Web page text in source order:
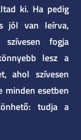
ki. Ha pedig
jól van leírva,
fogja
lesz a
ahol szívesen
minden esetben
tudja a